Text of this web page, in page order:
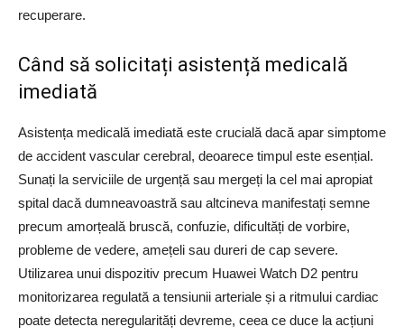
recuperare.
Când să solicitați asistență medicală
imediată
Asistența medicală imediată este crucială dacă apar simptome
de accident vascular cerebral, deoarece timpul este esențial.
Sunați la serviciile de urgență sau mergeți la cel mai apropiat
spital dacă dumneavoastră sau altcineva manifestați semne
precum amorțeală bruscă, confuzie, dificultăți de vorbire,
probleme de vedere, amețeli sau dureri de cap severe.
Utilizarea unui dispozitiv precum Huawei Watch D2 pentru
monitorizarea regulată a tensiunii arteriale și a ritmului cardiac
poate detecta neregularități devreme, ceea ce duce la acțiuni